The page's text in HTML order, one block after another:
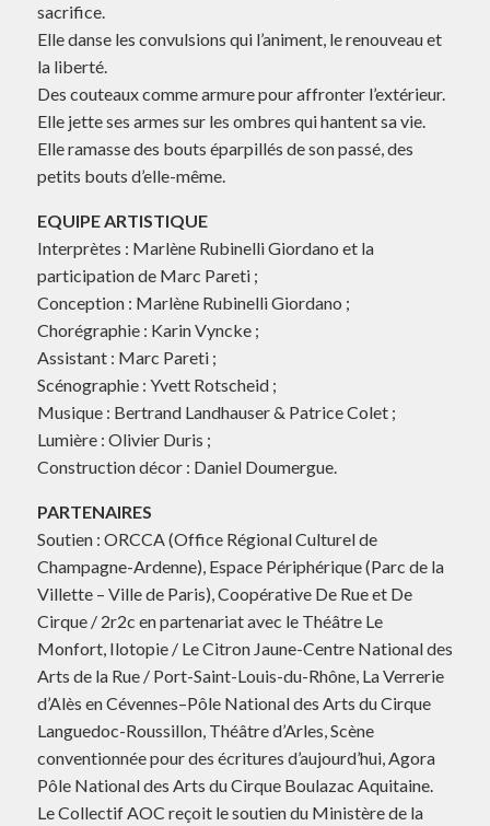
sacrifice.
Elle danse les convulsions qui l’animent, le renouveau et
la liberté.
Des couteaux comme armure pour affronter l’extérieur.
Elle jette ses armes sur les ombres qui hantent sa vie.
Elle ramasse des bouts éparpillés de son passé, des
petits bouts d’elle-même.
EQUIPE ARTISTIQUE
Interprètes : Marlène Rubinelli Giordano et la
participation de Marc Pareti ;
Conception : Marlène Rubinelli Giordano ;
Chorégraphie : Karin Vyncke ;
Assistant : Marc Pareti ;
Scénographie : Yvett Rotscheid ;
Musique : Bertrand Landhauser & Patrice Colet ;
Lumière : Olivier Duris ;
Construction décor : Daniel Doumergue.
PARTENAIRES
Soutien : ORCCA (Office Régional Culturel de
Champagne-Ardenne), Espace Périphérique (Parc de la
Villette – Ville de Paris), Coopérative De Rue et De
Cirque / 2r2c en partenariat avec le Théâtre Le
Monfort, Ilotopie / Le Citron Jaune-Centre National des
Arts de la Rue / Port-Saint-Louis-du-Rhône, La Verrerie
d’Alès en Cévennes–Pôle National des Arts du Cirque
Languedoc-Roussillon, Théâtre d’Arles, Scène
conventionnée pour des écritures d’aujourd’hui, Agora
Pôle National des Arts du Cirque Boulazac Aquitaine.
Le Collectif AOC reçoit le soutien du Ministère de la